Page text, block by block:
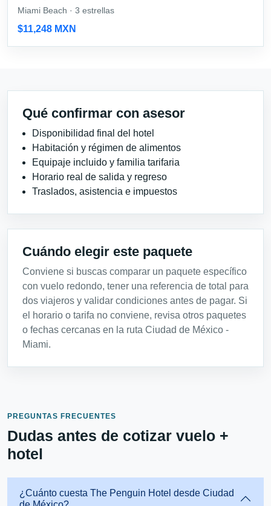
Miami Beach · 3 estrellas
$11,248 MXN
Qué confirmar con asesor
Disponibilidad final del hotel
Habitación y régimen de alimentos
Equipaje incluido y familia tarifaria
Horario real de salida y regreso
Traslados, asistencia e impuestos
Cuándo elegir este paquete
Conviene si buscas comparar un paquete específico
con vuelo redondo, tener una referencia de total para
dos viajeros y validar condiciones antes de pagar. Si
el horario o tarifa no conviene, revisa otros paquetes
o fechas cercanas en la ruta Ciudad de México -
Miami.
PREGUNTAS FRECUENTES
Dudas antes de cotizar vuelo +
hotel
¿Cuánto cuesta The Penguin Hotel desde Ciudad